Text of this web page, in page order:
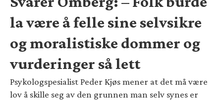
la være å felle sine selvsikre
og moralistiske dommer og
vurderinger så lett
Psykologspesialist Peder Kjøs mener at det må være
lov å skille seg av den grunnen man selv synes er